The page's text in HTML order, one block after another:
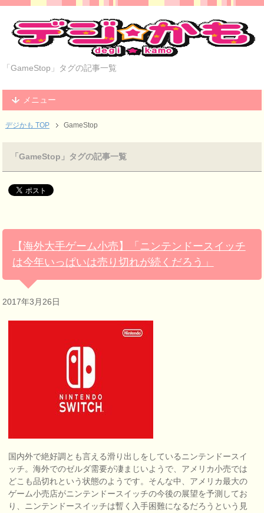
「GameStop」タグの記事一覧
メニュー
デジかも TOP GameStop
「GameStop」タグの記事一覧
【海外大手ゲーム小売】「ニンテンドースイッチ
は今年いっぱいは売り切れが続くだろう」
2017年3月26日
国内外で絶好調とも言える滑り出しをしているニンテンドースイ
ッチ。海外でのゼルダ需要が凄まじいようで、アメリカ小売では
どこも品切れという状態のようです。そんな中、アメリカ最大の
ゲーム小売店がニンテンドースイッチの今後の展望を予測してお
り、ニンテンドースイッチは暫く入手困難になるだろうという見